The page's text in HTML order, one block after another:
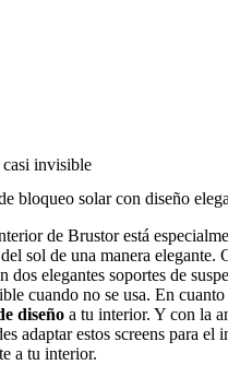
invisible
bloqueo solar con diseño
de Brustor está
sol de una manera elegante.
dos elegantes soportes de
cuando no se usa. En cuanto
diseño a tu interior. Y con la
adaptar estos screens para el
a tu interior.